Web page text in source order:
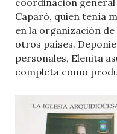
Caparó, quien tenía
en la organización de
otros países.
personales, Elenita
completa como